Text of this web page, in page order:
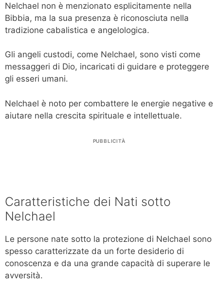
Nelchael non è menzionato esplicitamente nella
Bibbia, ma la sua presenza è riconosciuta nella
tradizione cabalistica e angelologica.
Gli angeli custodi, come Nelchael, sono visti come
messaggeri di Dio, incaricati di guidare e proteggere
gli esseri umani.
Nelchael è noto per combattere le energie negative e
aiutare nella crescita spirituale e intellettuale.
PUBBLICITÀ
Caratteristiche dei Nati sotto
Nelchael
Le persone nate sotto la protezione di Nelchael sono
spesso caratterizzate da un forte desiderio di
conoscenza e da una grande capacità di superare le
avversità.